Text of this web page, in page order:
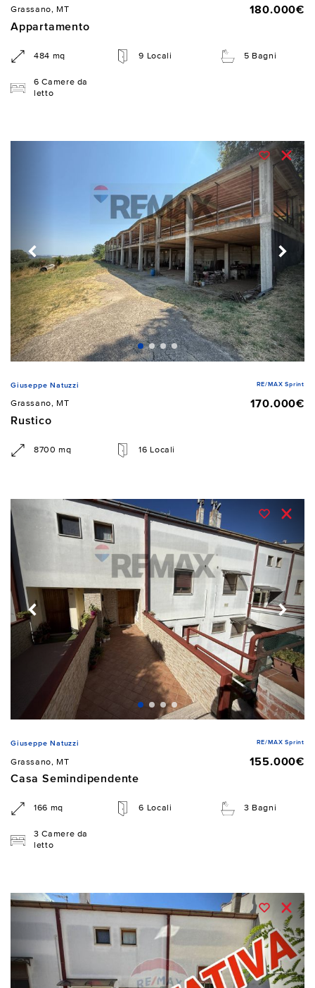
Grassano, MT
180.000€
Appartamento
484 mq 9 Locali 5 Bagni
6 Camere da
letto
Giuseppe Natuzzi RE/MAX Sprint
Grassano, MT
170.000€
Rustico
8700 mq 16 Locali
Giuseppe Natuzzi RE/MAX Sprint
Grassano, MT
155.000€
Casa Semindipendente
166 mq 6 Locali 3 Bagni
3 Camere da
letto